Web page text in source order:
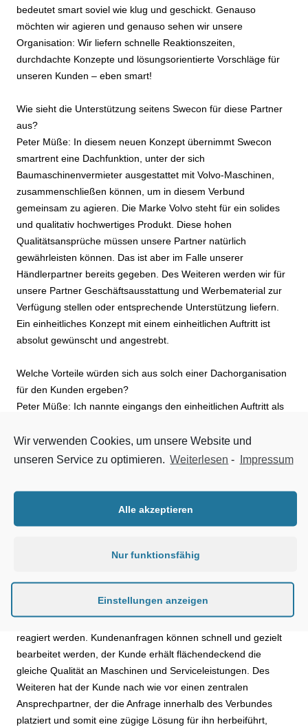
bedeutet smart soviel wie klug und geschickt. Genauso
möchten wir agieren und genauso sehen wir unsere
Organisation: Wir liefern schnelle Reaktionszeiten,
durchdachte Konzepte und lösungsorientierte Vorschläge für
unseren Kunden – eben smart!
Wie sieht die Unterstützung seitens Swecon für diese Partner
aus?
Peter Müße: In diesem neuen Konzept übernimmt Swecon
smartrent eine Dachfunktion, unter der sich
Baumaschinenvermieter ausgestattet mit Volvo-Maschinen,
zusammenschließen können, um in diesem Verbund
gemeinsam zu agieren. Die Marke Volvo steht für ein solides
und qualitativ hochwertiges Produkt. Diese hohen
Qualitätsansprüche müssen unsere Partner natürlich
gewährleisten können. Das ist aber im Falle unserer
Händlerpartner bereits gegeben. Des Weiteren werden wir für
unsere Partner Geschäftsausstattung und Werbematerial zur
Verfügung stellen oder entsprechende Unterstützung liefern.
Ein einheitliches Konzept mit einem einheitlichen Auftritt ist
absolut gewünscht und angestrebt.
Welche Vorteile würden sich aus solch einer Dachorganisation
für den Kunden ergeben?
Peter Müße: Ich nannte eingangs den einheitlichen Auftritt als
Swecon smartrent. Genau in diesem einheitlichen Auftritt
würde dann der entscheidende Vorteil für die Kunden liegen:
gemeinsam und unterstützen sich gegenseitig. Dies bedeutet,
dass Kundenanfragen untereinander weitergegeben werden,
gewünscht ist, die der Mietpartner vor Ort nicht hat, wir als
zentralen Aufgaben der Organisation. So kann auf Anfragen
nach Sondermaschinen und dergleichen schnell und flexibel
reagiert werden. Kundenanfragen können schnell und gezielt
bearbeitet werden, der Kunde erhält flächendeckend die
gleiche Qualität an Maschinen und Serviceleistungen. Des
Weiteren hat der Kunde nach wie vor einen zentralen
Ansprechpartner, der die Anfrage innerhalb des Verbundes
platziert und somit eine zügige Lösung für ihn herbeiführt,
Wir verwenden Cookies, um unsere Website und
unseren Service zu optimieren. Weiterlesen - Impressum
Alle akzeptieren
Nur funktionsfähig
Einstellungen anzeigen